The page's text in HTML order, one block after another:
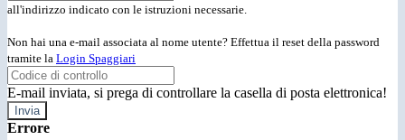
all'indirizzo indicato con le istruzioni necessarie.
Non hai una e-mail associata al nome utente? Effettua il reset della password
tramite la Login Spaggiari
E-mail inviata, si prega di controllare la casella di posta elettronica!
Errore